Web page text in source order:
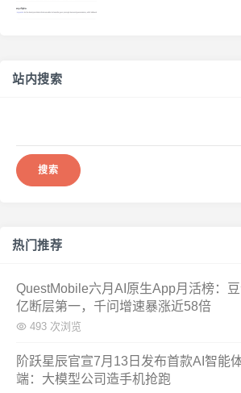
站内搜索
热门推荐
QuestMobile六月AI原生App月活榜：
亿断层第一，千问增速暴涨近58倍
493 次浏览
阶跃星辰官宣7月13日发布首款AI智能
端：大模型公司造手机抢跑